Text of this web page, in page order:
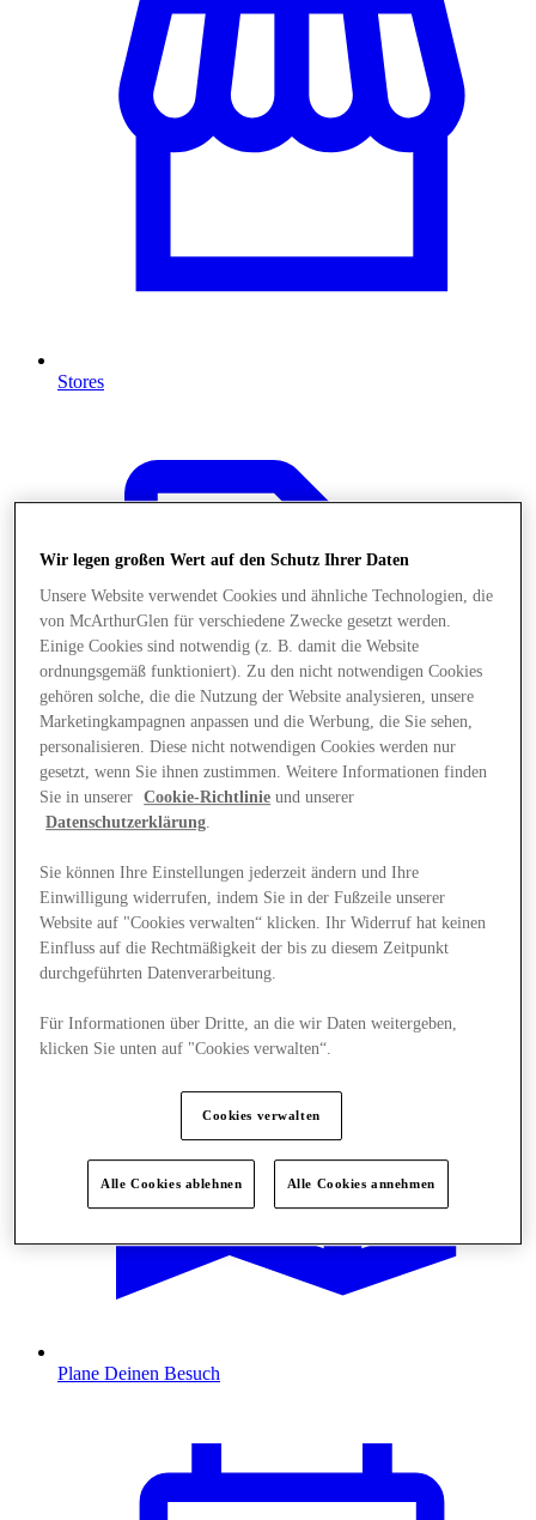
Stores
Angebote
Plane Deinen Besuch
Wir legen großen Wert auf den Schutz Ihrer Daten
Unsere Website verwendet Cookies und ähnliche Technologien, die
von McArthurGlen für verschiedene Zwecke gesetzt werden.
Einige Cookies sind notwendig (z. B. damit die Website
ordnungsgemäß funktioniert). Zu den nicht notwendigen Cookies
gehören solche, die die Nutzung der Website analysieren, unsere
Marketingkampagnen anpassen und die Werbung, die Sie sehen,
personalisieren. Diese nicht notwendigen Cookies werden nur
gesetzt, wenn Sie ihnen zustimmen. Weitere Informationen finden
Sie in unserer
Cookie-Richtlinie und unserer
Datenschutzerklärung.
Sie können Ihre Einstellungen jederzeit ändern und Ihre
Einwilligung widerrufen, indem Sie in der Fußzeile unserer
Website auf "Cookies verwalten“ klicken. Ihr Widerruf hat keinen
Einfluss auf die Rechtmäßigkeit der bis zu diesem Zeitpunkt
durchgeführten Datenverarbeitung.
Für Informationen über Dritte, an die wir Daten weitergeben,
klicken Sie unten auf "Cookies verwalten“.
Cookies verwalten
Alle Cookies ablehnen Alle Cookies annehmen